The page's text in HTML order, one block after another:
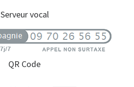
Serveur vocal
QR Code